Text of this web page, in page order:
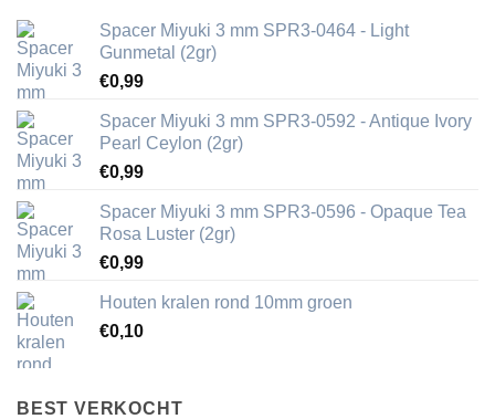
Spacer Miyuki 3 mm SPR3-0464 - Light
Gunmetal (2gr)
€0,99
Spacer Miyuki 3 mm SPR3-0592 - Antique Ivory
Pearl Ceylon (2gr)
€0,99
Spacer Miyuki 3 mm SPR3-0596 - Opaque Tea
Rosa Luster (2gr)
€0,99
Houten kralen rond 10mm groen
€0,10
BEST VERKOCHT